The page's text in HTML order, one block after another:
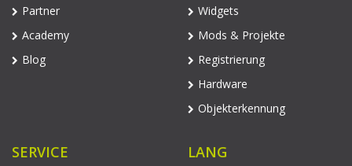
Partner
Academy
Blog
Widgets
Mods & Projekte
Registrierung
Hardware
Objekterkennung
SERVICE LANG